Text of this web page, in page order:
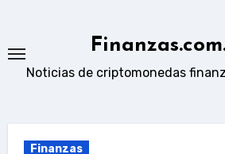
content
Noticias de criptomonedas
Finanzas